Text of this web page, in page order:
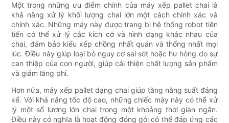
Một trong những ưu điểm chính của máy xếp pallet chai là
khả năng xử lý khối lượng chai lớn một cách chính xác và
chính xác. Những máy này được trang bị hệ thống robot tiên
tiến có thể xử lý các kích cỡ và hình dạng khác nhau của
chai, đảm bảo kiểu xếp chồng nhất quán và thống nhất mọi
lúc. Điều này giúp loại bỏ nguy cơ sai sót hoặc hư hỏng do sự
can thiệp của con người, giúp cải thiện chất lượng sản phẩm
và giảm lãng phí.
Hơn nữa, máy xếp pallet dạng chai giúp tăng năng suất đáng
kể. Với khả năng tốc độ cao, những chiếc máy này có thể xử
lý một số lượng lớn chai trong một khoảng thời gian ngắn.
Điều này có nghĩa là hoạt động đóng gói có thể đáp ứng các